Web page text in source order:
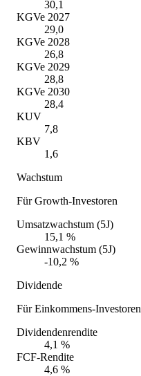
30,1
KGVe 2027
29,0
KGVe 2028
26,8
KGVe 2029
28,8
KGVe 2030
28,4
KUV
7,8
KBV
1,6
Wachstum
Für Growth-Investoren
Umsatzwachstum (5J)
15,1 %
Gewinnwachstum (5J)
-10,2 %
Dividende
Für Einkommens-Investoren
Dividendenrendite
4,1 %
FCF-Rendite
4,6 %